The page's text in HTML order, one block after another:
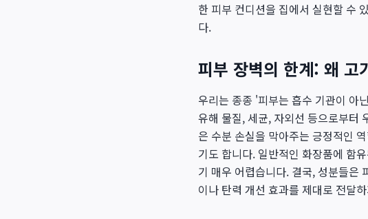
한 피부 컨디션을 집에서 실현할 수
다.
피부 장벽의 한계: 왜 고
우리는 종종 '피부는 흡수 기관이 아
유해 물질, 세균, 자외선 등으로부터
은 수분 손실을 막아주는 긍정적인
기도 합니다. 일반적인 화장품에 함
기 매우 어렵습니다. 결국, 성분들은
이나 탄력 개선 효과를 제대로 전달